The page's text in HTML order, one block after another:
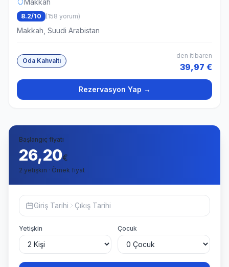
Makkah
8.2/10 (158 yorum)
Makkah, Suudi Arabistan
Oda Kahvaltı
den itibaren
39,97 €
Rezervasyon Yap →
Başlangıç fiyatı
26,20€
2 yetişkin · Örnek fiyat
Giriş Tarihi Çıkış Tarihi
Yetişkin Çocuk